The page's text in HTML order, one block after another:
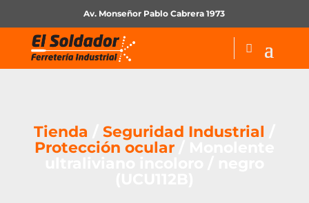
Av. Monseñor Pablo Cabrera 1973
Tienda Seguridad Industrial
Protección ocular/ Monolente